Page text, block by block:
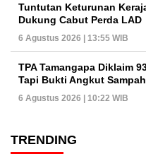
Tuntutan Keturunan
Dukung Cabut Perda LAD
6 Agustus 2026 | 13:55 WIB
TPA Tamangapa Diklaim
Tapi Bukti Angkut
6 Agustus 2026 | 10:22 WIB
TRENDING